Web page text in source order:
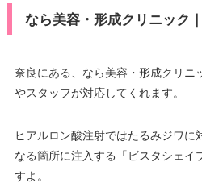
なら美容・形成クリニック
奈良にある、なら美容・形成クリニ
やスタッフが対応してくれます。
ヒアルロン酸注射ではたるみジワに
なる箇所に注入する「ビスタシェイ
すよ。